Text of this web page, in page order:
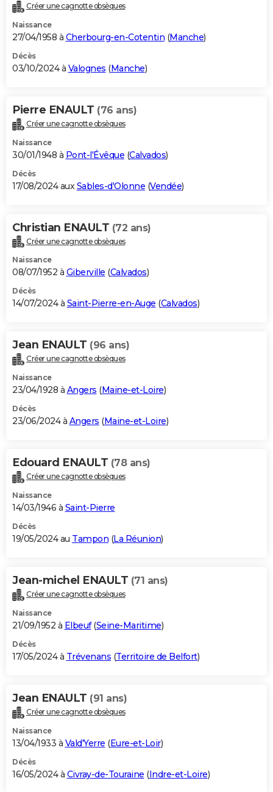
Créer une cagnotte obsèques
Naissance
27/04/1958 à Cherbourg-en-Cotentin (Manche)
Décès
03/10/2024 à Valognes (Manche)
Pierre ENAULT (76 ans)
Créer une cagnotte obsèques
Naissance
30/01/1948 à Pont-l'Évêque (Calvados)
Décès
17/08/2024 aux Sables-d'Olonne (Vendée)
Christian ENAULT (72 ans)
Créer une cagnotte obsèques
Naissance
08/07/1952 à Giberville (Calvados)
Décès
14/07/2024 à Saint-Pierre-en-Auge (Calvados)
Jean ENAULT (96 ans)
Créer une cagnotte obsèques
Naissance
23/04/1928 à Angers (Maine-et-Loire)
Décès
23/06/2024 à Angers (Maine-et-Loire)
Edouard ENAULT (78 ans)
Créer une cagnotte obsèques
Naissance
14/03/1946 à Saint-Pierre
Décès
19/05/2024 au Tampon (La Réunion)
Jean-michel ENAULT (71 ans)
Créer une cagnotte obsèques
Naissance
21/09/1952 à Elbeuf(Seine-Maritime)
Décès
17/05/2024 à Trévenans (Territoire de Belfort)
Jean ENAULT (91 ans)
Créer une cagnotte obsèques
Naissance
13/04/1933 à Vald'Yerre (Eure-et-Loir)
Décès
16/05/2024 à Civray-de-Touraine (Indre-et-Loire)